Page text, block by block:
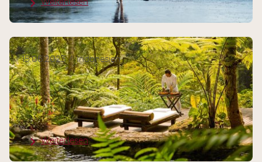
Indonesien
15.06.2023
Was ist das Besondere an einem
Ayurveda-Aufenthalt im COMO
Shambhala Estate?
Weiterlesen